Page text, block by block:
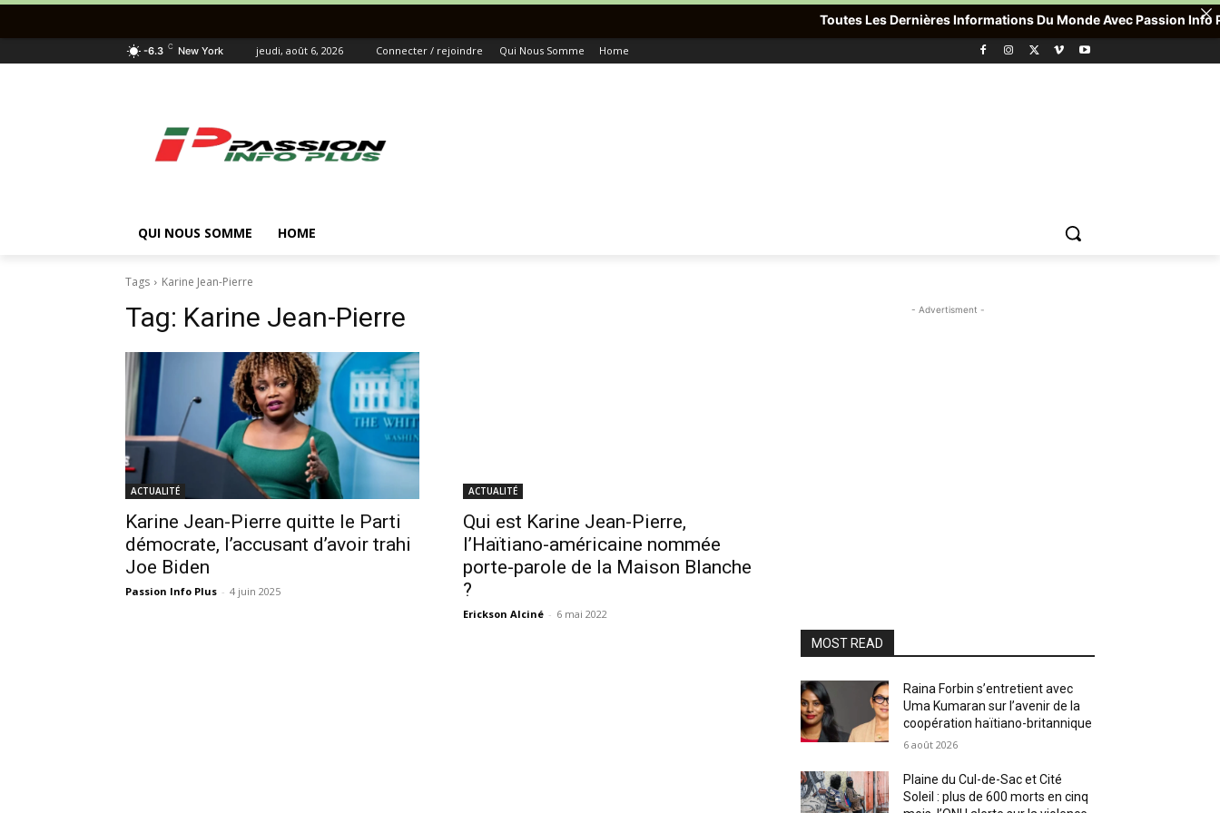
-6.3 C New York jeudi, août 6, 2026 Connecter / rejoindre Qui Nous Somme Home
QUI NOUS SOMME HOME
Tags Karine Jean-Pierre
Tag: Karine Jean-Pierre
ACTUALITÉ
Karine Jean-Pierre quitte le Parti
démocrate, l’accusant d’avoir trahi
Joe Biden
Passion Info Plus - 4 juin 2025
ACTUALITÉ
Qui est Karine Jean-Pierre,
l’Haïtiano-américaine nommée
porte-parole de la Maison Blanche
?
Erickson Alciné - 6 mai 2022
- Advertisment -
MOST READ
Raina Forbin s’entretient avec
Uma Kumaran sur l’avenir de la
coopération haïtiano-britannique
6 août 2026
Plaine du Cul-de-Sac et Cité
Soleil : plus de 600 morts en cinq
Toutes Les Dernières Informations Du Monde Avec Passion Info